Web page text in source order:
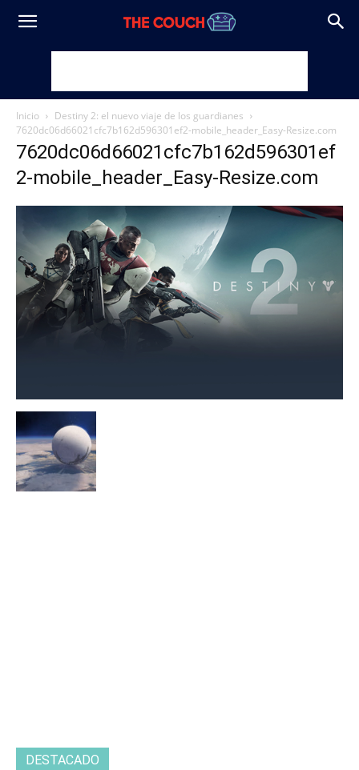
Inicio
Destiny 2: el nuevo viaje de los guardianes
7620dc06d66021cfc7b162d596301ef2-mobile_header_Easy-Resize.com
7620dc06d66021cfc7b162d596301ef
2-mobile_header_Easy-Resize.com
DESTACADO